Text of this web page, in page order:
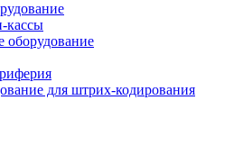
кассы
оборудование
для штрих-кодирования